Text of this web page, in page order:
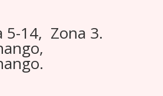
5-14, Zona 3.